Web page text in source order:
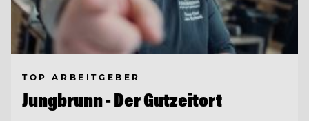
TOP ARBEITGEBER
Jungbrunn - Der Gutzeitort